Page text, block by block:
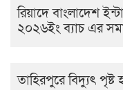
রিয়াদে বাংলাদেশ
২০২৬ইং ব‍্যাচ এর
তাহিরপুরে বিদ্যুৎ